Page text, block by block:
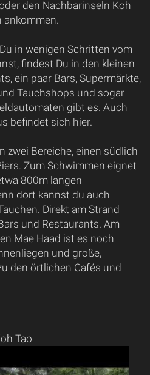
den Nachbarinseln Koh
ankommen.
in wenigen Schritten vom
findest Du in den kleinen
ein paar Bars, Supermärkte,
Tauchshops und sogar
gibt es. Auch
befindet sich hier.
zwei Bereiche, einen südlich
Zum Schwimmen eignet
800m langen
dort kannst du auch
Direkt am Strand
und Restaurants. Am
Mae Haad ist es noch
und große,
den örtlichen Cafés und
Tao